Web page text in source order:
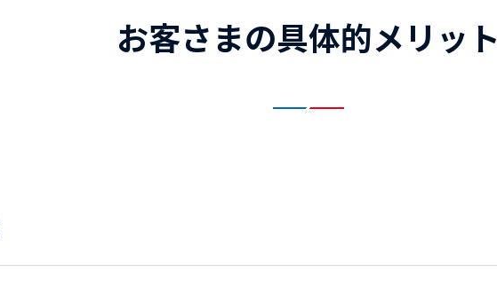
お客さまの具体的メリット